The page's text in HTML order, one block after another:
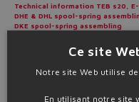
Technical information TEB s20,
DHE & DHL spool-spring
DKE spool-spring assembling
Ce site
Notre site Web utilise
En utilisant notre site